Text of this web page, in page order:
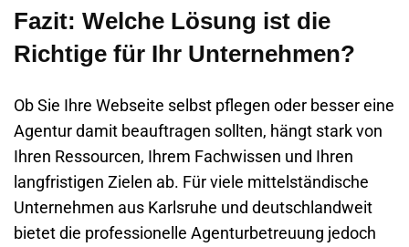
Fazit: Welche Lösung ist die
Richtige für Ihr Unternehmen?
Ob Sie Ihre Webseite selbst pflegen oder besser eine
Agentur damit beauftragen sollten, hängt stark von
Ihren Ressourcen, Ihrem Fachwissen und Ihren
langfristigen Zielen ab. Für viele mittelständische
Unternehmen aus Karlsruhe und deutschlandweit
bietet die professionelle Agenturbetreuung jedoch